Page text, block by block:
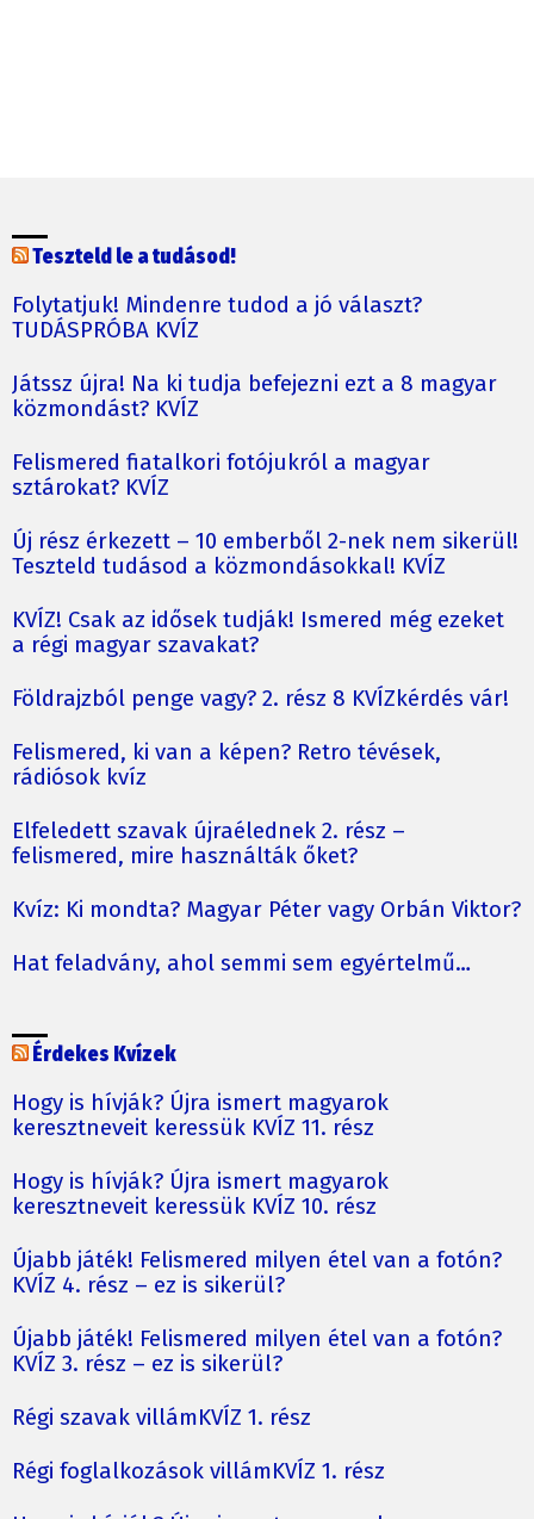
Teszteld le a tudásod!
Folytatjuk! Mindenre tudod a jó választ?
TUDÁSPRÓBA KVÍZ
Játssz újra! Na ki tudja befejezni ezt a 8 magyar
közmondást? KVÍZ
Felismered fiatalkori fotójukról a magyar
sztárokat? KVÍZ
Új rész érkezett – 10 emberből 2-nek nem sikerül!
Teszteld tudásod a közmondásokkal! KVÍZ
KVÍZ! Csak az idősek tudják! Ismered még ezeket
a régi magyar szavakat?
Földrajzból penge vagy? 2. rész 8 KVÍZkérdés vár!
Felismered, ki van a képen? Retro tévések,
rádiósok kvíz
Elfeledett szavak újraélednek 2. rész –
felismered, mire használták őket?
Kvíz: Ki mondta? Magyar Péter vagy Orbán Viktor?
Hat feladvány, ahol semmi sem egyértelmű…
Érdekes Kvízek
Hogy is hívják? Újra ismert magyarok
keresztneveit keressük KVÍZ 11. rész
Hogy is hívják? Újra ismert magyarok
keresztneveit keressük KVÍZ 10. rész
Újabb játék! Felismered milyen étel van a fotón?
KVÍZ 4. rész – ez is sikerül?
Újabb játék! Felismered milyen étel van a fotón?
KVÍZ 3. rész – ez is sikerül?
Régi szavak villámKVÍZ 1. rész
Régi foglalkozások villámKVÍZ 1. rész